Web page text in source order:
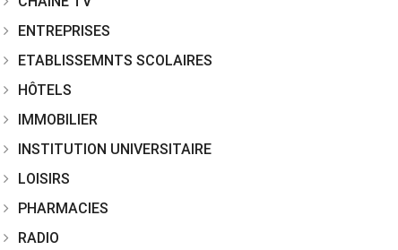
ENTREPRISES
ETABLISSEMNTS SCOLAIRES
HÔTELS
IMMOBILIER
INSTITUTION UNIVERSITAIRE
LOISIRS
PHARMACIES
RADIO